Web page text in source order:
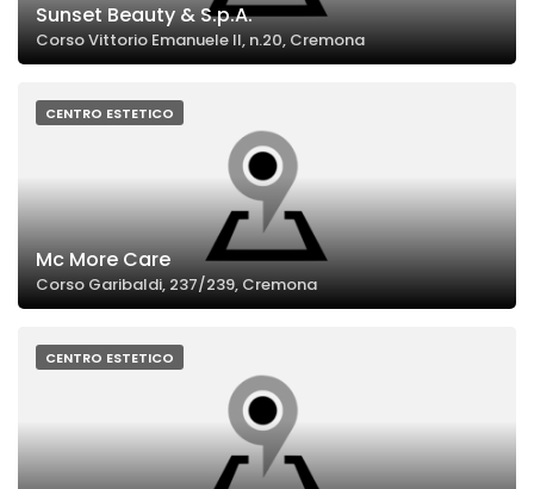
Sunset Beauty & S.p.A.
Corso Vittorio Emanuele II, n.20, Cremona
CENTRO ESTETICO
Mc More Care
Corso Garibaldi, 237/239, Cremona
CENTRO ESTETICO